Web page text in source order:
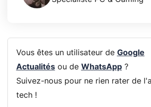
Vous êtes un utilisateur de Google
Actualitésou de WhatsApp?
Suivez-nous pour ne rien rater de
tech !